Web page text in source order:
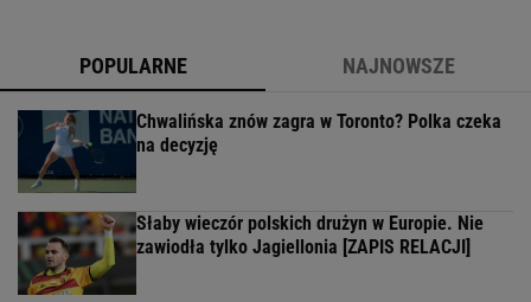
POPULARNE NAJNOWSZE
Chwalińska znów zagra w Toronto? Polka czeka
na decyzję
Słaby wieczór polskich drużyn w Europie. Nie
zawiodła tylko Jagiellonia [ZAPIS RELACJI]